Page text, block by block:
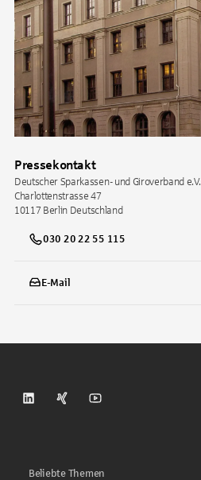
Pressekontakt
Deutscher Sparkassen- und Giroverband e.V.
Charlottenstrasse 47
10117 Berlin Deutschland
030 20 22 55 115
E-Mail
DSGV auf LinkedIn
DSGV auf XingDSGV auf Youtube
Beliebte Themen